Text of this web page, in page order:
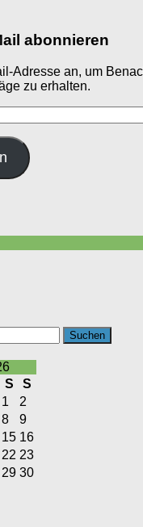
abonnieren
Adresse an, um
zu erhalten.
S
S
1
2
8
9
15 16
22 23
29 30